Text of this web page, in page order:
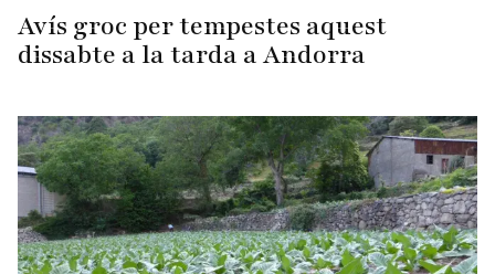
Avís groc per tempestes aquest
dissabte a la tarda a Andorra